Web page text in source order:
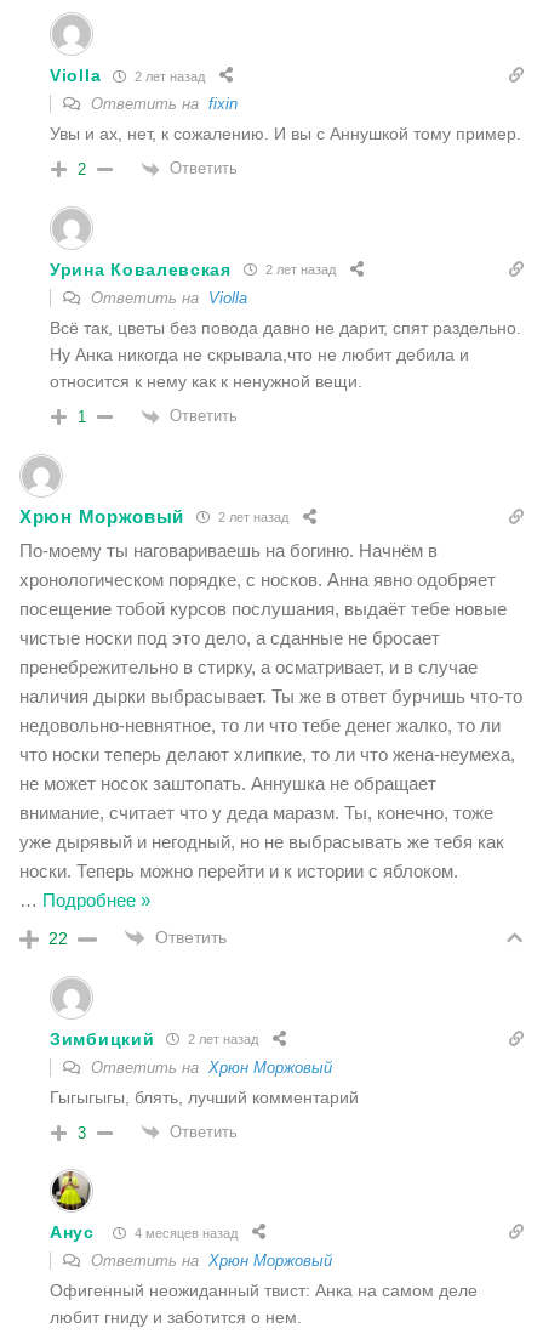
Violla 2 лет назад
Ответить на fixin
Увы и ах, нет, к сожалению. И вы с Аннушкой тому пример.
2 Ответить
Урина Ковалевская 2 лет назад
Ответить на Violla
Всё так, цветы без повода давно не дарит, спят раздельно.
Ну Анка никогда не скрывала,что не любит дебила и
относится к нему как к ненужной вещи.
1 Ответить
Хрюн Моржовый 2 лет назад
По-моему ты наговариваешь на богиню. Начнём в
хронологическом порядке, с носков. Анна явно одобряет
посещение тобой курсов послушания, выдаёт тебе новые
чистые носки под это дело, а сданные не бросает
пренебрежительно в стирку, а осматривает, и в случае
наличия дырки выбрасывает. Ты же в ответ бурчишь что-то
недовольно-невнятное, то ли что тебе денег жалко, то ли
что носки теперь делают хлипкие, то ли что жена-неумеха,
не может носок заштопать. Аннушка не обращает
внимание, считает что у деда маразм. Ты, конечно, тоже
уже дырявый и негодный, но не выбрасывать же тебя как
носки. Теперь можно перейти и к истории с яблоком.
… Подробнее »
22 Ответить
Зимбицкий 2 лет назад
Ответить на Хрюн Моржовый
Гыгыгыгы, блять, лучший комментарий
3 Ответить
Анус 4 месяцев назад
Ответить на Хрюн Моржовый
Офигенный неожиданный твист: Анка на самом деле
любит гниду и заботится о нем.